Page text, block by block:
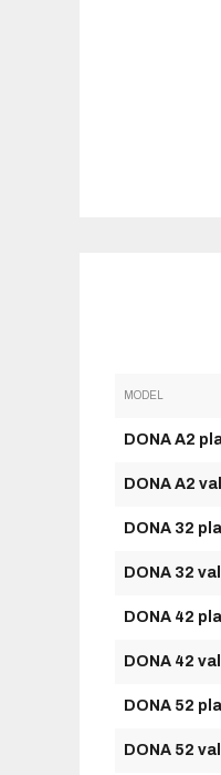
MODEL
DONA A2
DONA A2
DONA 32
DONA 32
DONA 42
DONA 42
DONA 52
DONA 52